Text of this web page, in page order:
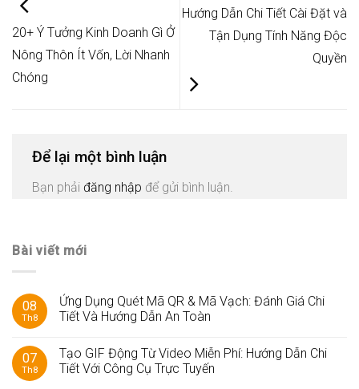
20+ Ý Tưởng Kinh Doanh Gì Ở
Nông Thôn Ít Vốn, Lời Nhanh
Chóng
Hướng Dẫn Chi Tiết Cài Đặt và
Tận Dụng Tính Năng Độc
Quyền
Để lại một bình luận
Bạn phải đăng nhập để gửi bình luận.
Bài viết mới
08
Th8
Ứng Dụng Quét Mã QR & Mã Vạch: Đánh Giá Chi
Tiết Và Hướng Dẫn An Toàn
07
Th8
Tạo GIF Động Từ Video Miễn Phí: Hướng Dẫn Chi
Tiết Với Công Cụ Trực Tuyến